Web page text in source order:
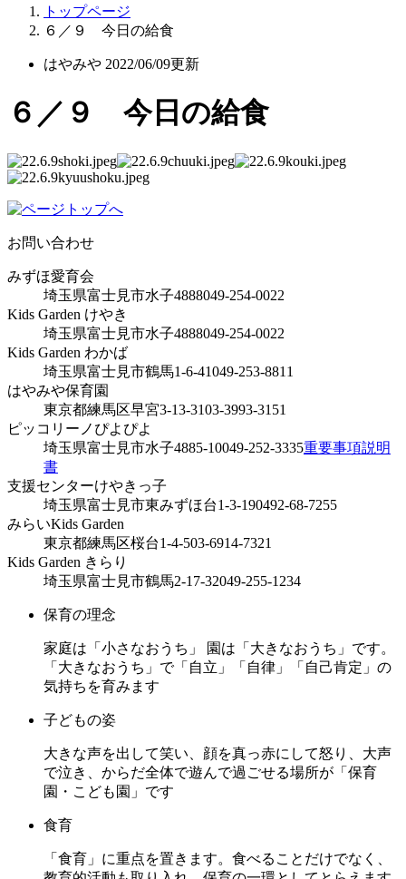
トップページ
６／９ 今日の給食
はやみや 2022/06/09更新
６／９ 今日の給食
お問い合わせ
みずほ愛育会
埼玉県富士見市水子4888049-254-0022
Kids Garden けやき
埼玉県富士見市水子4888049-254-0022
Kids Garden わかば
埼玉県富士見市鶴馬1-6-41049-253-8811
はやみや保育園
東京都練馬区早宮3-13-3103-3993-3151
ピッコリーノぴよぴよ
埼玉県富士見市水子4885-10049-252-3335重要事項説明
書
支援センターけやきっ子
埼玉県富士見市東みずほ台1-3-190492-68-7255
みらいKids Garden
東京都練馬区桜台1-4-503-6914-7321
Kids Garden きらり
埼玉県富士見市鶴馬2-17-32049-255-1234
保育の理念
家庭は「小さなおうち」 園は「大きなおうち」です。
「大きなおうち」で「自立」「自律」「自己肯定」の
気持ちを育みます
子どもの姿
大きな声を出して笑い、顔を真っ赤にして怒り、大声
で泣き、からだ全体で遊んで過ごせる場所が「保育
園・こども園」です
食育
「食育」に重点を置きます。食べることだけでなく、